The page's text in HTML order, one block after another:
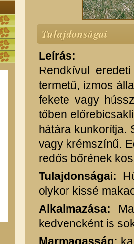
Tulajdonságai
Leírás:
Rendkívül
termetű, izmos
fekete vagy
tőben
hátára kunkorítja.
vagy krémszínű.
redős bőrének
Tulajdonságai:
olykor kissé
Alkalmazása:
kedvencként is
Marmagasság: